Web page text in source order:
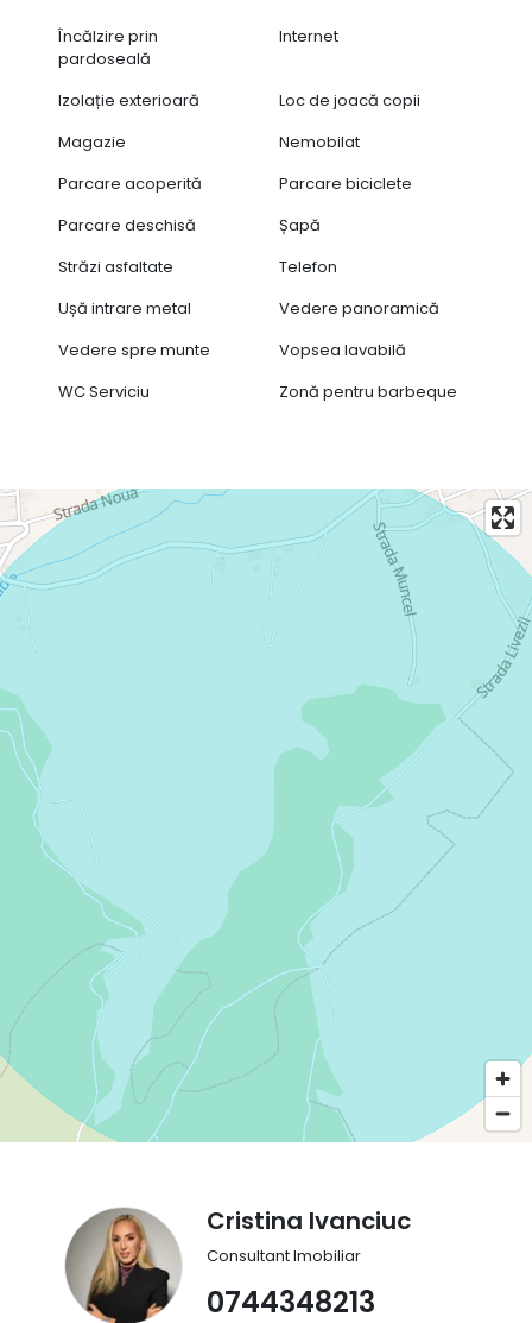
Încălzire prin
pardoseală
Internet
Izolație exterioară
Loc de joacă copii
Magazie
Nemobilat
Parcare acoperită
Parcare biciclete
Parcare deschisă
Șapă
Străzi asfaltate
Telefon
Ușă intrare metal
Vedere panoramică
Vedere spre munte
Vopsea lavabilă
WC Serviciu
Zonă pentru barbeque
Cristina Ivanciuc
Consultant Imobiliar
0744348213